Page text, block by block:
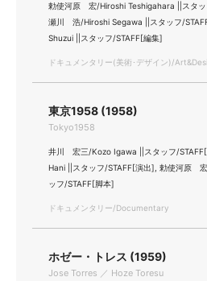
勅使河原 宏/Hiroshi Teshigahara ||スタッ
瀬川 浩/Hiroshi Segawa ||スタッフ/
Shuzui ||スタッフ/STAFF[編集]
ドキュメンタリー(美術･デザイン)/
東京1958 (1958)
Tokyo1958
井川 宏三/Kozo Igawa ||スタッフ/
Hani ||スタッフ/STAFF[演出], 勅使河原
ッフ/STAFF[脚本]
ドキュメンタリー/Documentary
ホゼー・トレス (1959)
Jose Torres ／ Hoze Toresu